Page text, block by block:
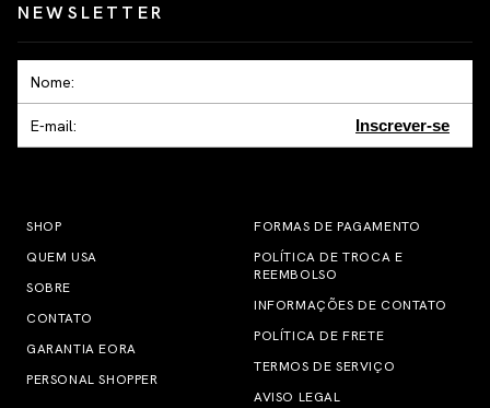
NEWSLETTER
Inscrever-se
SHOP
QUEM USA
SOBRE
CONTATO
GARANTIA EORA
PERSONAL SHOPPER
FORMAS DE PAGAMENTO
POLÍTICA DE TROCA E
REEMBOLSO
INFORMAÇÕES DE CONTATO
POLÍTICA DE FRETE
TERMOS DE SERVIÇO
AVISO LEGAL